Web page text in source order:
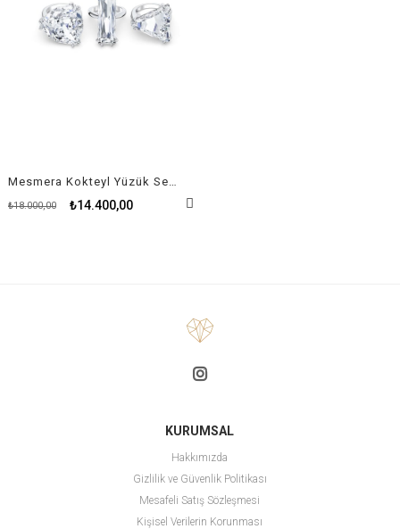
₺14.400,00
₺18.000,00
KURUMSAL
Hakkımızda
Gizlilik ve Güvenlik Politikası
Mesafeli Satış Sözleşmesi
Kişisel Verilerin Korunması